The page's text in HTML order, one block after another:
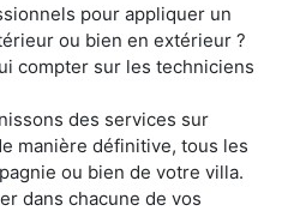
pour appliquer un
ou bien en extérieur ?
compter sur les techniciens
des services sur
manière définitive, tous les
ou bien de votre villa.
dans chacune de vos